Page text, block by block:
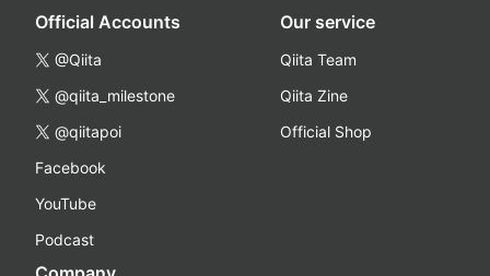
Official Accounts
@Qiita
@qiita_milestone
@qiitapoi
Facebook
YouTube
Podcast
Our service
Qiita Team
Qiita Zine
Official Shop